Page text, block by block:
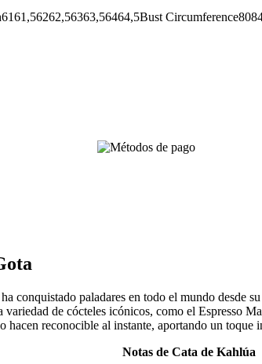
conquistado paladares en todo el mundo desde
de cócteles icónicos, como el Espresso
hacen reconocible al instante, aportando un toque
Notas de Cata de Kahlúa